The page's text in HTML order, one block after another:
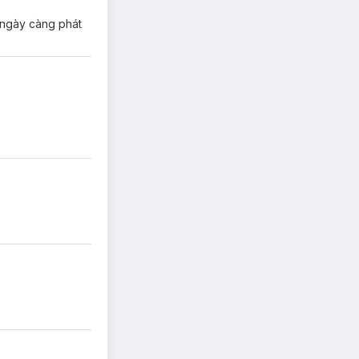
càng phát